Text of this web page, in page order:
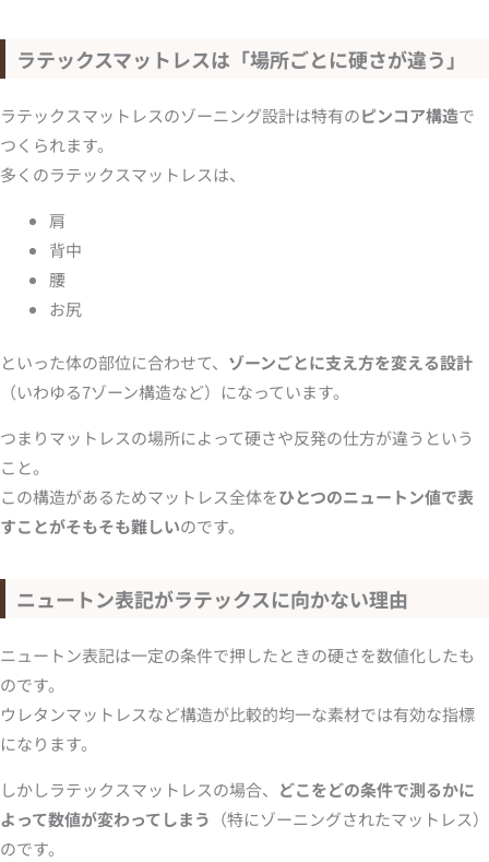
ラテックスマットレスは「場所ごとに硬さが違う」
ラテックスマットレスのゾーニング設計は特有のピンコア構造で
つくられます。
多くのラテックスマットレスは、
肩
背中
腰
お尻
といった体の部位に合わせて、 ゾーンごとに支え方を変える設計
（いわゆる7ゾーン構造など）になっています。
つまりマットレスの場所によって硬さや反発の仕方が違うという
こと。
この構造があるためマットレス全体をひとつのニュートン値で表
すことがそもそも難しいのです。
ニュートン表記がラテックスに向かない理由
ニュートン表記は一定の条件で押したときの硬さを数値化したも
のです。
ウレタンマットレスなど構造が比較的均一な素材では有効な指標
になります。
しかしラテックスマットレスの場合、 どこをどの条件で測るかに
よって数値が変わってしまう （特にゾーニングされたマットレス）
のです。